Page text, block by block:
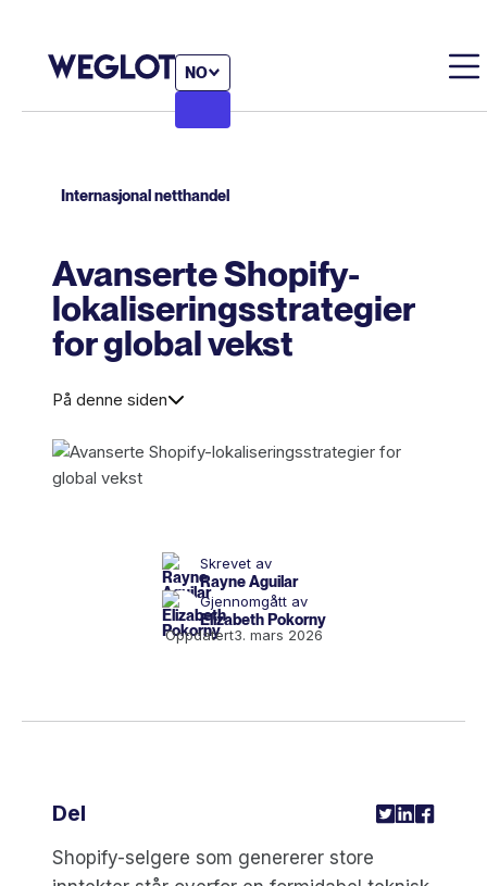
NO
Internasjonal netthandel
Avanserte Shopify-
lokaliseringsstrategier
for global vekst
På denne siden
Skrevet av
Rayne Aguilar
Gjennomgått av
Elizabeth Pokorny
Oppdatert3. mars 2026
Shopify-selgere som genererer store
Del